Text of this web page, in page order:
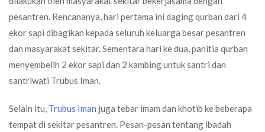
pesantren. Rencananya, hari pertama ini daging qurban dari 4
ekor sapi dibagikan kepada seluruh keluarga besar pesantren
dan masyarakat sekitar. Sementara hari ke dua, panitia qurban
menyembelih 2 ekor sapi dan 2 kambing untuk santri dan
santriwati Trubus Iman.
Selain itu, Trubus Iman juga tebar imam dan khotib ke beberapa
tempat di sekitar pesantren. Pesan-pesan tentang ibadah